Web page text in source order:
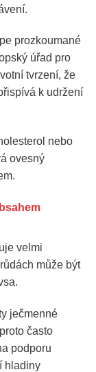
prozkoumané
úřad pro
tvrzení, že
k udržení
nebo
ovesný
velmi
může být
ječmenné
často
podporu
hladiny